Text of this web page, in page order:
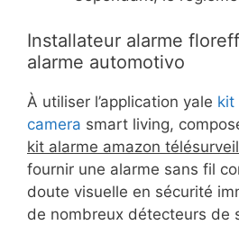
Installateur alarme
alarme automotivo
À utiliser l’application yale kit
camera smart living,
kit alarme amazon
fournir une alarme sans fil
doute visuelle en sécurité
de nombreux détecteurs de